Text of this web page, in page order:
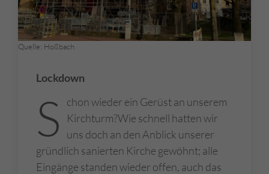
Quelle: Hoßbach
Lockdown
S
chon wieder ein Gerüst an unserem
Kirchturm?Wie schnell hatten wir
uns doch an den Anblick unserer
gründlich sanierten Kirche gewöhnt; alle
Eingänge standen wieder offen, auch das